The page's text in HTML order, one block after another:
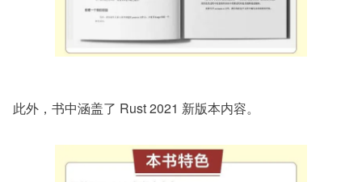
此外，书中涵盖了 Rust 2021 新版本内容。